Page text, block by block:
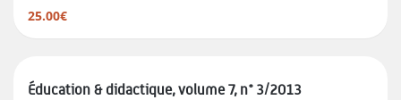
25.00€
Éducation & didactique, volume 7, n° 3/2013